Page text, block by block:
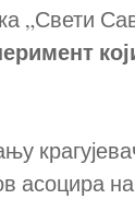
„Свети
асоцира